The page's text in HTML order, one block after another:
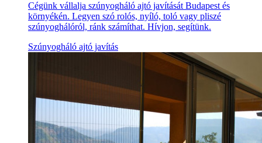
Cégünk vállalja szúnyogháló ajtó javítását Budapest és
környékén. Legyen szó rolós, nyíló, toló vagy pliszé
szúnyoghálóról, ránk számíthat. Hívjon, segítünk.
Szúnyogháló ajtó javítás